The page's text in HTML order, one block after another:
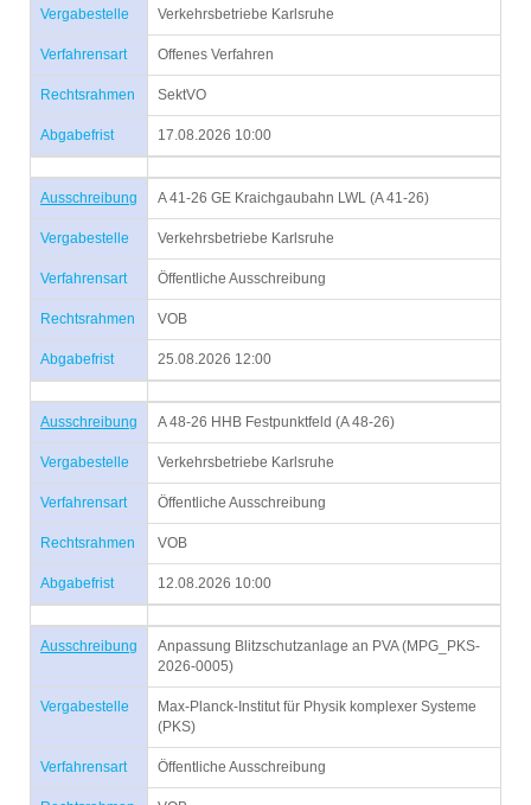
Vergabestelle Verkehrsbetriebe Karlsruhe
Verfahrensart Offenes Verfahren
Rechtsrahmen SektVO
Abgabefrist 17.08.2026 10:00
Ausschreibung A 41-26 GE Kraichgaubahn LWL (A 41-26)
Vergabestelle Verkehrsbetriebe Karlsruhe
Verfahrensart Öffentliche Ausschreibung
Rechtsrahmen VOB
Abgabefrist 25.08.2026 12:00
Ausschreibung A 48-26 HHB Festpunktfeld (A 48-26)
Vergabestelle Verkehrsbetriebe Karlsruhe
Verfahrensart Öffentliche Ausschreibung
Rechtsrahmen VOB
Abgabefrist 12.08.2026 10:00
Ausschreibung
Anpassung Blitzschutzanlage an PVA (MPG_PKS-
2026-0005)
Vergabestelle
Max-Planck-Institut für Physik komplexer Systeme
(PKS)
Verfahrensart Öffentliche Ausschreibung